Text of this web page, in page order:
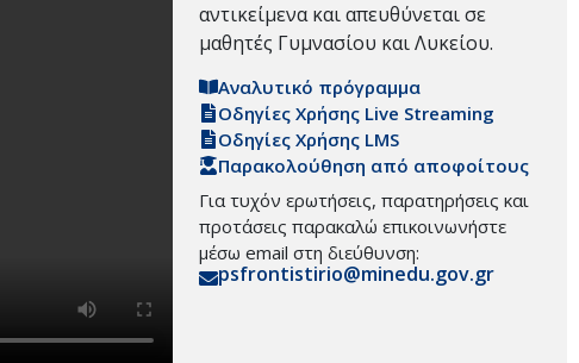
αντικείμενα και απευθύνεται σε
μαθητές Γυμνασίου και Λυκείου.
Αναλυτικό πρόγραμμα
Οδηγίες Χρήσης Live Streaming
Οδηγίες Χρήσης LMS
Παρακολούθηση από αποφοίτους
Για τυχόν ερωτήσεις, παρατηρήσεις και
προτάσεις παρακαλώ επικοινωνήστε
μέσω email στη διεύθυνση:
psfrontistirio@minedu.gov.gr